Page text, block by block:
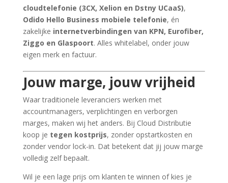
cloudtelefonie (3CX, Xelion en Dstny UCaaS),
Odido Hello Business mobiele telefonie, én
zakelijke internetverbindingen van KPN, Eurofiber,
Ziggo en Glaspoort. Alles whitelabel, onder jouw
eigen merk en factuur.
Jouw marge, jouw vrijheid
Waar traditionele leveranciers werken met
accountmanagers, verplichtingen en verborgen
marges, maken wij het anders. Bij Cloud Distributie
koop je tegen kostprijs, zonder opstartkosten en
zonder vendor lock-in. Dat betekent dat jij jouw marge
volledig zelf bepaalt.
Wil je een lage prijs om klanten te winnen of kies je